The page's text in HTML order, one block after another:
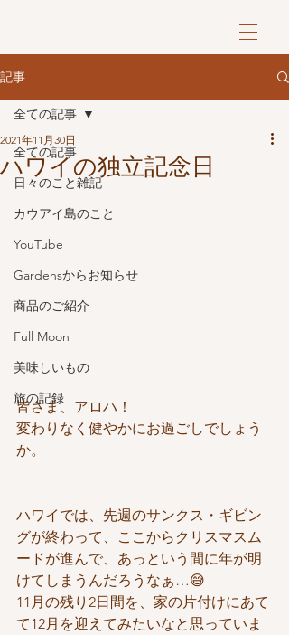
記事
全ての記事
日々のこと雑記
カウアイ島のこと
YouTube
Gardensからお知らせ
商品のご紹介
Full Moon
美味しいもの
旅の記録
全ての記事
ハワイの独立記念日
2021年11月30日
皆さま、アロハ！
変わりなく健やかにお過ごしでしょう
か。
ハワイでは、先週のサンクス・ギビン
グが終わって、ここからクリスマスム
ードが進んで、あっという間に年が明
けてしまうんだろうなぁ…😅
11月の残り2日間を、家の片付けにあて
て12月を迎えてみたいなと思っていま